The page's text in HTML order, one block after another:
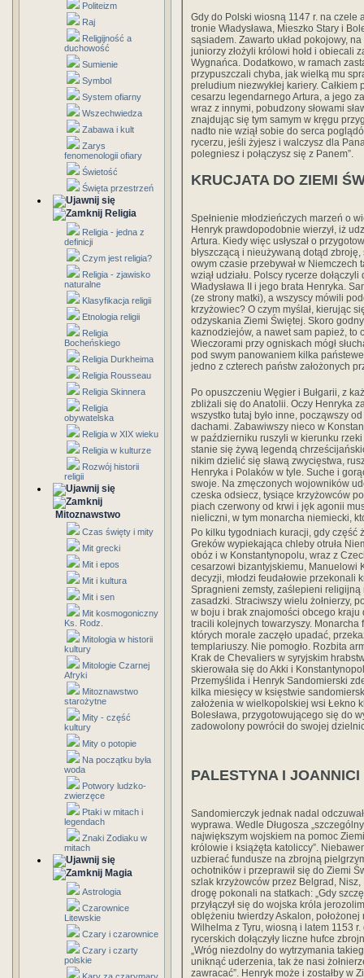
Politeizm
Raj
Religijność a
duchowość
Sumienie
Symbol
System ofiarny
Wszechwiedza
Zabawa i kult
Zarys
fenomenologii ofiary
Świetość
Święta przestrzeń
Religia
Religia - jedna z
definicji
Czym jest religia?
Religia - zjawisko
naturalne
Klasyfikacja religii
Etnologia religii
Religia
Bocheńskiego
Religia Durkheima
Religia Rousseau
Religia Skinnera
Religia
obywatelska
Religia w XIX wieku
Religia w kulturze
Rozwój historii
religii
Mitoznawstwo
Czas święty i mity
Mit grecki
Mit i epos
Mit i kultura
Mit i sen
Mit kosmogoniczny
Ks. Rodz.
Mitologia w historii
kultury
Mitologie Czarnej
Afryki
Mitoznawstwo
starożytne
Mity - część
kultury
Mity o potopie
Na początku była
woda
Potwory ludzko-
zwierzęce
Ptaki w mitach i
legendach
Znaki Zodiaku w
mitach
Magia
Astrologia
Czarownice
Litewskie
Czary i czarownice
Czary i czarty
polskie
Gdy do Polski wiosną 1147 r. na czele
tronie Władysława, Mieszko Stary i
sąsiadem. Zawarto układ pokojowy,
juniorzy złożyli królowi hołd i obiecali
Wygnańca. Dodatkowo, w ramach
przypuszczali chyba, jak wielką mu
preludium niezwykłej kariery.
cesarzu legendarnego Artura, a jego
wraz z innymi, pobudzony słowami
znajdując się tym samym w kręgu
nadto nie wziął sobie do serca
rycerzu, jeśli żyjesz i walczysz dla
polegniesz i połączysz się z Panem”.
KRUCJATA DO ZIEMI
Spełnienie młodzieńczych marzeń o
Henryk prawdopodobnie wierzył, iż
Artura. Kiedy więc usłyszał o
błyszczącą i nieużywaną dotąd
owym czasie przebywał w Niemczech
wziął udziału. Polscy rycerze
Władysława II i jego brata Henryka.
(ze strony matki), a wszyscy mówili
krzyżowiec? O czym myślał, kierując
odzyskania Ziemi Świętej. Skoro
kaznodziejów, a nawet sam papież, to
Wieczorami przy ogniskach mógł
pod swym panowaniem kilka
jedno z czterech państw założonych
Po opuszczeniu Węgier i Bułgarii, z
zbliżali się do Anatolii. Oczy Henryka
wszystko tutaj było inne, począwszy
dachami. Zabawiwszy nieco w
w październiku ruszyli w kierunku
stanie się żywą legendą
nikim dzielić się sławą zwycięstwa,
Henryka i Polaków w tyle. Suche i
swoje. Na zmęczonych wojowników
czeska odsiecz, tysiące krzyżowców
piach czerwony od krwi i jęk agonii
nieliczni, w tym monarcha niemiecki,
Po kilku tygodniach kuracji, gdy część
Greków wypiekająca chleby otruła
obóz i w Konstantynopolu, wraz z
cesarzowi bizantyjskiemu, Manuelowi
decyzji, młodzi feudałowie przekonali
Spragnieni zemsty, zaślepieni
zasadzki. Straciwszy wielu żołnierzy,
w boju i brak znajomości obcego kraju
tracili kolejnych towarzyszy. Monarcha
których morale zaczęło upadać,
templariuszy. Nie pomogło. Rozbita
Krak de Chevaliers w syryjskim
skierowała się do Akki i
Przemyślida i Henryk Sandomierski
kilka miesięcy w księstwie
założenia w wielkopolskiej wsi Łekno
Bolesława, przygotowującego się do
zadowolony powrócił do swojej
PALESTYNA I JOANNICI
Sandomierczyk jednak nadal
wyprawa. Wedle Długosza
największym wojskiem na pomoc
królowie i książęta katoliccy”.
uzbierać fundusze na zbrojną
ochotników i przeprawił się do Ziemi
szlak krzyżowców przez Belgrad,
drogę pokonali na statkach: „Gdy
przyłączył się do wojska króla
oblężeniu twierdzy Askalon,
Wilhelma z Tyru, wiosną i latem 1153
rycerskich dołączyły liczne hufce
„Wróg niezdolny do wytrzymania
uniknąć uderzenia, tak że nasi
zawracać”. Henryk może i zostałby w